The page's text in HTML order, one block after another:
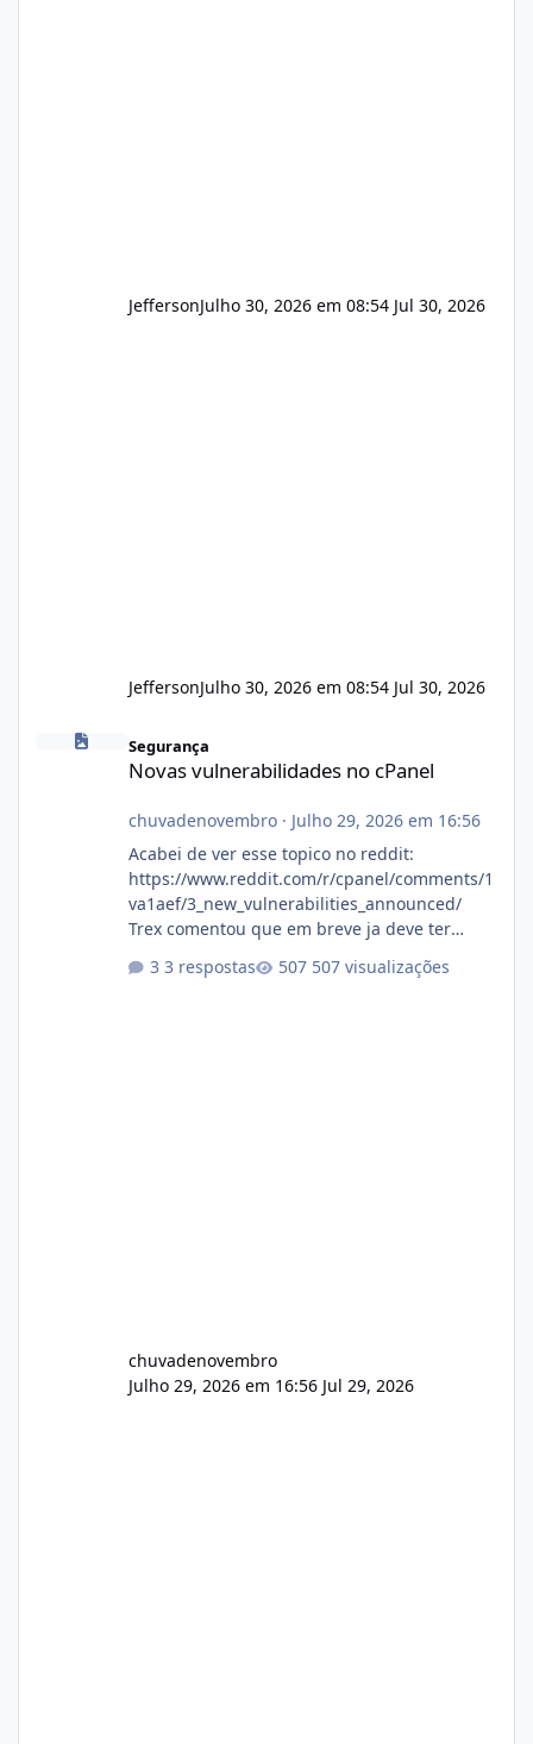
JeffersonJulho 30, 2026 em 08:54 Jul 30, 2026
JeffersonJulho 30, 2026 em 08:54 Jul 30, 2026
Novas vulnerabilidades no cPanel
Segurança
Novas vulnerabilidades no cPanel
chuvadenovembro· Julho 29, 2026 em 16:56
Acabei de ver esse topico no reddit:
https://www.reddit.com/r/cpanel/comments/1
va1aef/3_new_vulnerabilities_announced/
Trex comentou que em breve ja deve ter
3 respostas 507 visualizações
chuvadenovembro
Julho 29, 2026 em 16:56 Jul 29, 2026